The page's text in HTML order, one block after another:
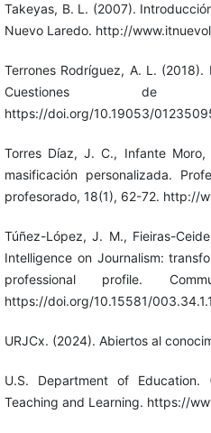
Takeyas, B. L. (2007).
Nuevo Laredo. http://
Terrones Rodríguez, A. L.
Cuestiones de
https://doi.org/10.19053/
Torres Díaz, J. C., Infante
masificación personalizada.
profesorado, 18(1), 62-72. http://
Túñez-López, J. M., Fieiras-
Intelligence on Journalism:
professional profile.
https://doi.org/10.15581/
URJCx. (2024). Abiertos al
U.S. Department of
Teaching and Learning. https://